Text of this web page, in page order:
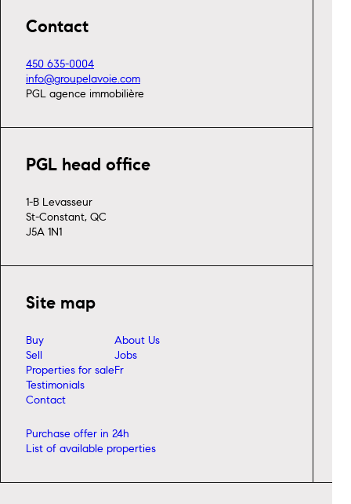
Site map
Buy
Sell
Properties for sale
Testimonials
Contact
About Us
Jobs
Fr
Purchase offer in 24h
List of available properties
Contact
450 635-0004
info@groupelavoie.com
PGL agence immobilière
PGL head office
1-B Levasseur
St-Constant, QC
J5A 1N1